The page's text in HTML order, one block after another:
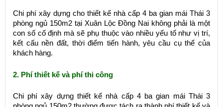
Chi phí xây dựng cho thiết kế nhà cấp 4 ba gian mái Thái 3
phòng ngủ 150m2 tại Xuân Lộc Đồng Nai không phải là một
con số cố định mà sẽ phụ thuộc vào nhiều yếu tố như vị trí,
kết cấu nền đất, thời điểm tiến hành, yêu cầu cụ thể của
khách hàng.
2. Phí thiết kế và phí thi công
Chi phí xây dựng thiết kế nhà cấp 4 ba gian mái Thái 3